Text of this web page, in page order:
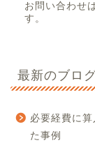
お問い合わせ
す。
最新のブロ
必要経費に
た事例